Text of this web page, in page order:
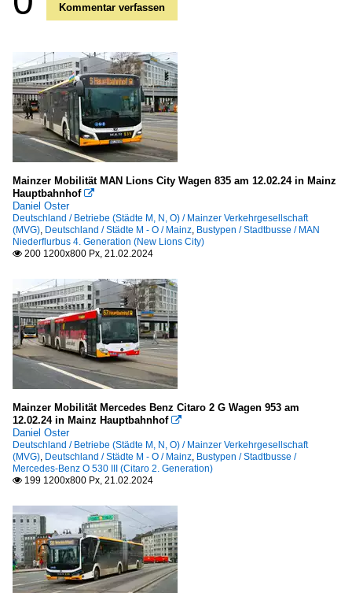
Kommentar verfassen
Mainzer Mobilität MAN Lions City Wagen 835 am 12.02.24 in Mainz
Hauptbahnhof 
Daniel Oster
Deutschland / Betriebe (Städte M, N, O) / Mainzer Verkehrgesellschaft
(MVG), Deutschland / Städte M - O / Mainz, Bustypen / Stadtbusse / MAN
Niederflurbus 4. Generation (New Lions City)
 200 1200x800 Px, 21.02.2024
Mainzer Mobilität Mercedes Benz Citaro 2 G Wagen 953 am
12.02.24 in Mainz Hauptbahnhof 
Daniel Oster
Deutschland / Betriebe (Städte M, N, O) / Mainzer Verkehrgesellschaft
(MVG), Deutschland / Städte M - O / Mainz, Bustypen / Stadtbusse /
Mercedes-Benz O 530 III (Citaro 2. Generation)
 199 1200x800 Px, 21.02.2024